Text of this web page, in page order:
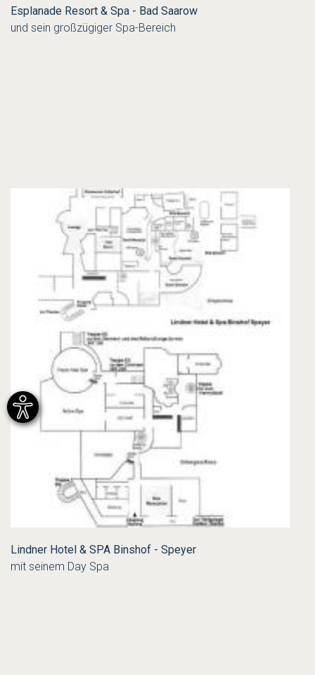
Esplanade Resort & Spa - Bad Saarow
und sein großzügiger Spa-Bereich
Lindner Hotel & SPA Binshof - Speyer
mit seinem Day Spa